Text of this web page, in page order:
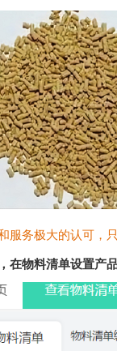
服务极大的认可，
在物料清单设置产